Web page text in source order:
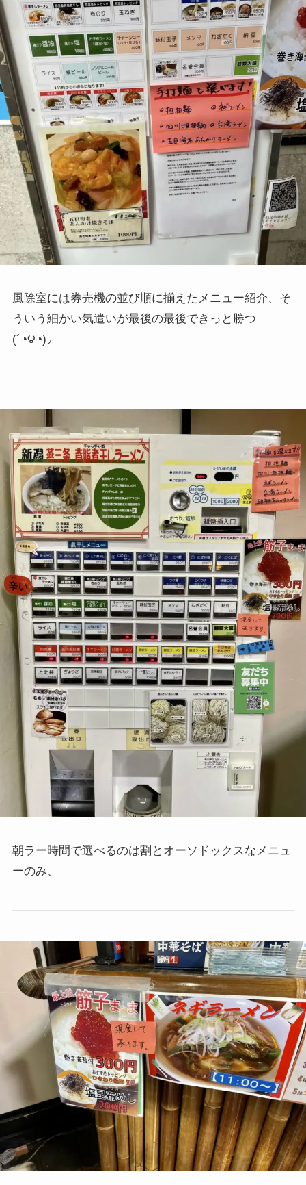
風除室には券売機の並び順に揃えたメニュー紹介、そ
ういう細かい気遣いが最後の最後できっと勝つ
(´◔౪◔)◞
朝ラー時間で選べるのは割とオーソドックスなメニュ
ーのみ、